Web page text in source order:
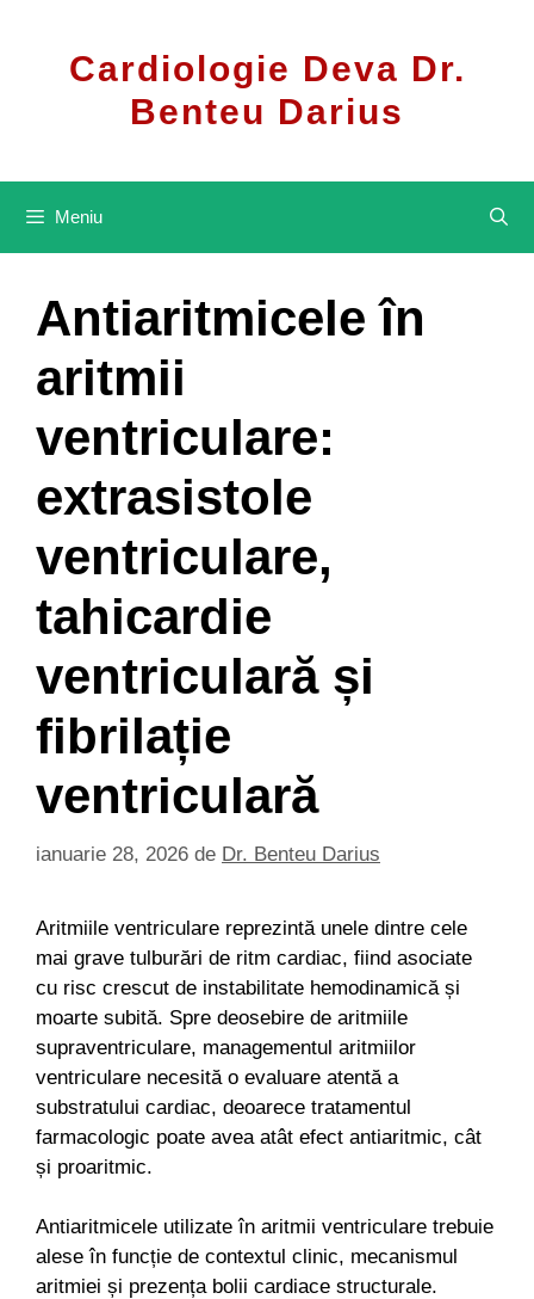
Cardiologie Deva Dr.
Benteu Darius
Meniu
Antiaritmicele în
aritmii
ventriculare:
extrasistole
ventriculare,
tahicardie
ventriculară și
fibrilație
ventriculară
ianuarie 28, 2026 de Dr. Benteu Darius
Aritmiile ventriculare reprezintă unele dintre cele
mai grave tulburări de ritm cardiac, fiind asociate
cu risc crescut de instabilitate hemodinamică și
moarte subită. Spre deosebire de aritmiile
supraventriculare, managementul aritmiilor
ventriculare necesită o evaluare atentă a
substratului cardiac, deoarece tratamentul
farmacologic poate avea atât efect antiaritmic, cât
și proaritmic.
Antiaritmicele utilizate în aritmii ventriculare trebuie
alese în funcție de contextul clinic, mecanismul
aritmiei și prezența bolii cardiace structurale.